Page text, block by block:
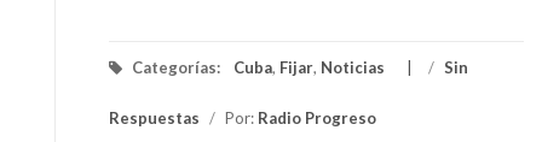
Categorías: Cuba, Fijar, Noticias / Sin
Respuestas / Por: Radio Progreso